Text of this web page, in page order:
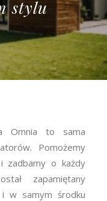
stylu
Omnia to sama
Pomożemy
zadbamy o każdy
zapamiętany
i w samym środku